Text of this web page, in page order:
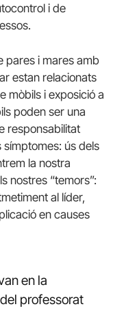
i de
pares i mares amb
estan relacionats
mòbils i exposició a
poden ser una
responsabilitat
símptomes: ús dels
la nostra
nostres “temors”:
al líder,
en causes
en la
professorat